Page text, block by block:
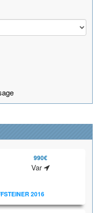
990€
Var
2016